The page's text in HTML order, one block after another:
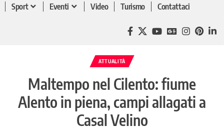
Sport
Eventi Video Turismo Contattaci
ATTUALITÀ
Maltempo nel Cilento: fiume
Alento in piena, campi allagati a
Casal Velino